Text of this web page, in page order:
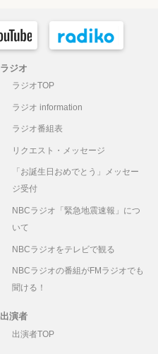
ラジオ
ラジオTOP
ラジオ information
ラジオ番組表
リクエスト・メッセージ
「お誕生日おめでとう」メッセー
ジ受付
NBCラジオ「緊急地震速報」につ
いて
NBCラジオをテレビで観る
NBCラジオの番組がFMラジオでも
聞ける！
出演者
出演者TOP